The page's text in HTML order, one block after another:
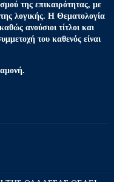
της επικαιρότητας, με
λογικής. Η Θεματολογία
ανούσιοι τίτλοι και
του καθενός είναι